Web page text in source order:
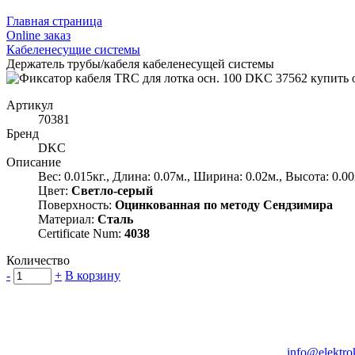
Главная страница
Оnline заказ
Кабеленесущие системы
Держатель трубы/кабеля кабеленесущей системы
Артикул
70381
Бренд
DKC
Описание
Вес: 0.015кг., Длина: 0.07м., Ширина: 0.02м., Высота:
Цвет: Светло-серый
Поверхность: Оцинкованная по методу Сендзимира
Материал: Сталь
Certificate Num: 4038
Количество
-
+ В корзину